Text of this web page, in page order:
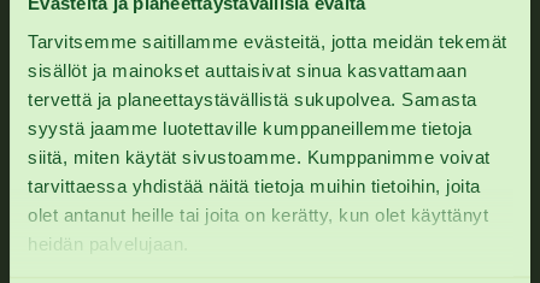
Tarvitsemme saitillamme evästeitä, jotta meidän tekemät
sisällöt ja mainokset auttaisivat sinua kasvattamaan
tervettä ja planeettaystävällistä sukupolvea. Samasta
syystä jaamme luotettaville kumppaneillemme tietoja
siitä, miten käytät sivustoamme. Kumppanimme voivat
tarvittaessa yhdistää näitä tietoja muihin tietoihin, joita
olet antanut heille tai joita on kerätty, kun olet käyttänyt
heidän palvelujaan.
Minkä ikäiselle lapselle
voi antaa pähkinää?
Miten pähkinöitä
kannattaa pienelle antaa?